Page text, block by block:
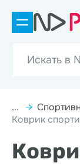
... →
Коврик